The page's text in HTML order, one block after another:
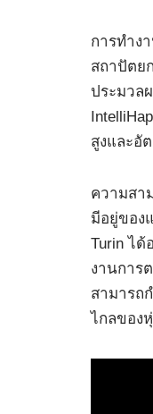
การทำง
สถาปัตย
ประมวล
สูงและอั
ความสา
มีอยู่ของ
Turin ไ
งานการ
สามารถ
ไกลของ